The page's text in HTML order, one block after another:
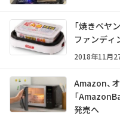
「焼きペヤ
ファンデ
2018年11月
Amazon、
「
発売へ